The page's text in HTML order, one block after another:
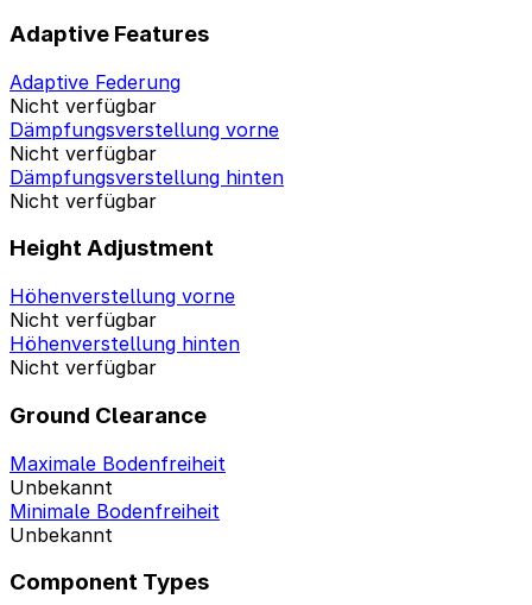
Adaptive Features
Adaptive Federung
Nicht verfügbar
Dämpfungsverstellung vorne
Nicht verfügbar
Dämpfungsverstellung hinten
Nicht verfügbar
Height Adjustment
Höhenverstellung vorne
Nicht verfügbar
Höhenverstellung hinten
Nicht verfügbar
Ground Clearance
Maximale Bodenfreiheit
Unbekannt
Minimale Bodenfreiheit
Unbekannt
Component Types